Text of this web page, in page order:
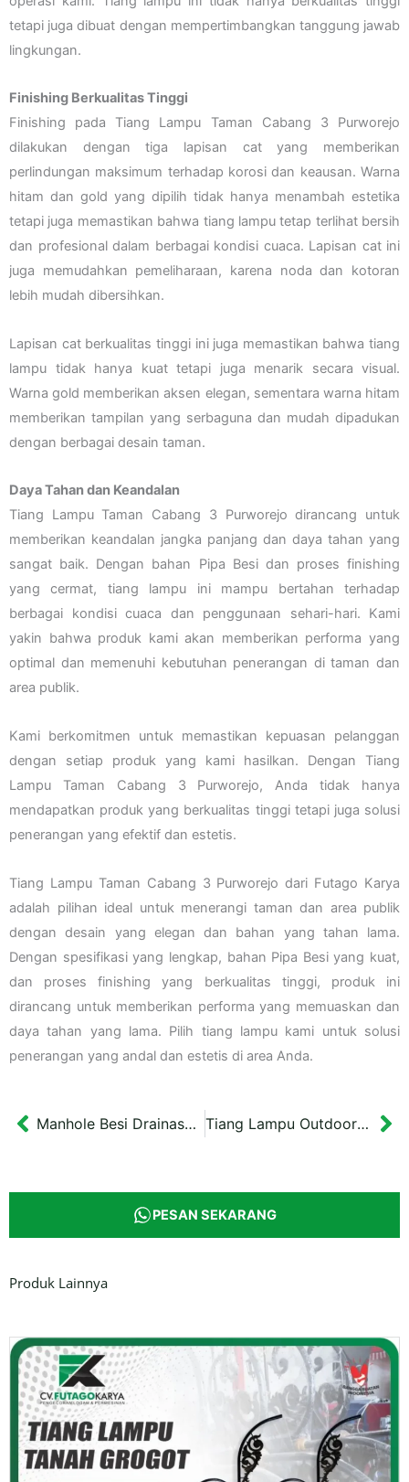
tetapi juga dibuat dengan mempertimbangkan tanggung jawab
lingkungan.
Finishing Berkualitas Tinggi
Finishing pada Tiang Lampu Taman Cabang 3 Purworejo
dilakukan dengan tiga lapisan cat yang memberikan
perlindungan maksimum terhadap korosi dan keausan. Warna
hitam dan gold yang dipilih tidak hanya menambah estetika
tetapi juga memastikan bahwa tiang lampu tetap terlihat bersih
dan profesional dalam berbagai kondisi cuaca. Lapisan cat ini
juga memudahkan pemeliharaan, karena noda dan kotoran
lebih mudah dibersihkan.
Lapisan cat berkualitas tinggi ini juga memastikan bahwa tiang
lampu tidak hanya kuat tetapi juga menarik secara visual.
Warna gold memberikan aksen elegan, sementara warna hitam
memberikan tampilan yang serbaguna dan mudah dipadukan
dengan berbagai desain taman.
Daya Tahan dan Keandalan
Tiang Lampu Taman Cabang 3 Purworejo dirancang untuk
memberikan keandalan jangka panjang dan daya tahan yang
sangat baik. Dengan bahan Pipa Besi dan proses finishing
yang cermat, tiang lampu ini mampu bertahan terhadap
berbagai kondisi cuaca dan penggunaan sehari-hari. Kami
yakin bahwa produk kami akan memberikan performa yang
optimal dan memenuhi kebutuhan penerangan di taman dan
area publik.
Kami berkomitmen untuk memastikan kepuasan pelanggan
dengan setiap produk yang kami hasilkan. Dengan Tiang
Lampu Taman Cabang 3 Purworejo, Anda tidak hanya
mendapatkan produk yang berkualitas tinggi tetapi juga solusi
penerangan yang efektif dan estetis.
Tiang Lampu Taman Cabang 3 Purworejo dari Futago Karya
adalah pilihan ideal untuk menerangi taman dan area publik
dengan desain yang elegan dan bahan yang tahan lama.
Dengan spesifikasi yang lengkap, bahan Pipa Besi yang kuat,
dan proses finishing yang berkualitas tinggi, produk ini
dirancang untuk memberikan performa yang memuaskan dan
daya tahan yang lama. Pilih tiang lampu kami untuk solusi
penerangan yang andal dan estetis di area Anda.
Prev Manhole Besi Drainase DPU Balikpapan Diameter 40 cm Tiang Lampu Outdoor Cabang Lima Yogyakarta 3,5 meter
PESAN SEKARANG
Produk Lainnya